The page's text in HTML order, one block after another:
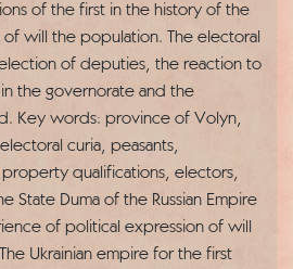
of the first in the history of the
will the population. The electoral
of deputies, the reaction to
the governorate and the
Key words: province of Volyn,
curia, peasants,
qualifications, electors,
State Duma of the Russian Empire
of political expression of will
Ukrainian empire for the first